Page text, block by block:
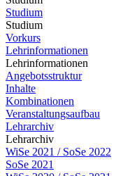
Studium
Studium
Vorkurs
Lehrinformationen
Lehrinformationen
Angebotsstruktur
Inhalte
Kombinationen
Veranstaltungsaufbau
Lehrarchiv
Lehrarchiv
WiSe 2021 / SoSe 2022
SoSe 2021